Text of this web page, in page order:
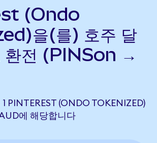
(Ondo
을(를) 호주 달
환전 (PINSon →
PINTEREST (ONDO TOKENIZED)
에 해당합니다